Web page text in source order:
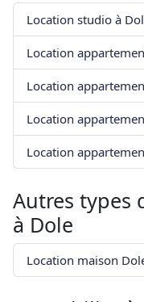
Location studio à
Location
Location
Location
Location
Autres types
à Dole
Location maison